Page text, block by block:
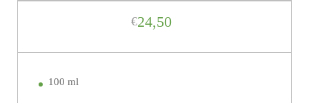
€24,50
100 ml